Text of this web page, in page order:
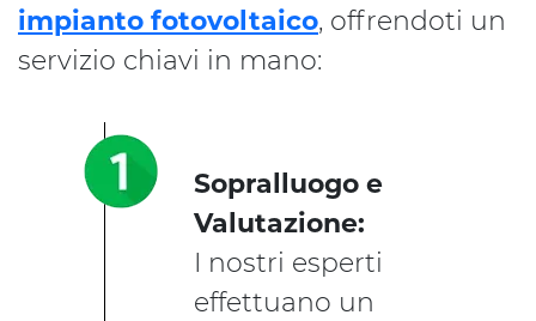
impianto fotovoltaico, offrendoti un
servizio chiavi in mano:
Sopralluogo e
Valutazione:
I nostri esperti
effettuano un